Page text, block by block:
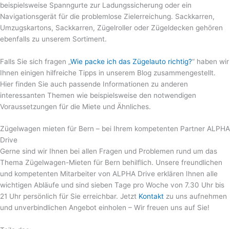
beispielsweise Spanngurte zur Ladungssicherung oder ein
Navigationsgerät für die problemlose Zielerreichung. Sackkarren,
Umzugskartons, Sackkarren, Zügelroller oder Zügeldecken gehören
ebenfalls zu unserem Sortiment.
Falls Sie sich fragen „Wie packe ich das Zügelauto richtig?“ haben wir
Ihnen einigen hilfreiche Tipps in unserem Blog zusammengestellt.
Hier finden Sie auch passende Informationen zu anderen
interessanten Themen wie beispielsweise den notwendigen
Voraussetzungen für die Miete und Ähnliches.
Zügelwagen mieten für Bern – bei Ihrem kompetenten Partner ALPHA
Drive
Gerne sind wir Ihnen bei allen Fragen und Problemen rund um das
Thema Zügelwagen-Mieten für Bern behilflich. Unsere freundlichen
und kompetenten Mitarbeiter von ALPHA Drive erklären Ihnen alle
wichtigen Abläufe und sind sieben Tage pro Woche von 7.30 Uhr bis
21 Uhr persönlich für Sie erreichbar. Jetzt Kontakt zu uns aufnehmen
und unverbindlichen Angebot einholen – Wir freuen uns auf Sie!